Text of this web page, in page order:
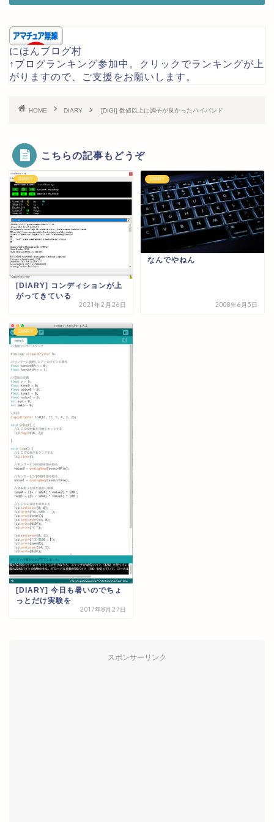
にほんブログ村
↑ブログランキング参加中。クリックでランキングが上
がりますので、ご支援をお願いします。
HOME DIARY [DIGI] 数値以上に調子が良かったハイバンド
こちらの記事もどうぞ
DIARY
[DIARY] コンディションが上
がってきている
2021年2月26日
DIARY
なんでやねん
2008年6月5日
DIARY
[DIARY] 今日も暑いのでちょ
っとだけ実験を
2017年8月27日
スポンサーリンク